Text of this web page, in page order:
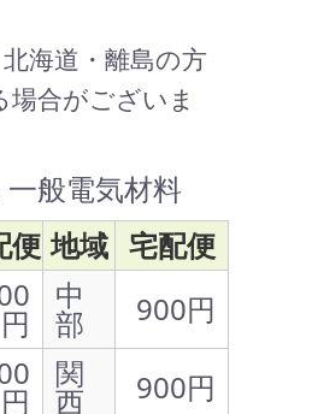
海道・離島の方
場合がございま
般電気材料
便 地域 宅配便
円
中
部
900円
円
関
西
900円